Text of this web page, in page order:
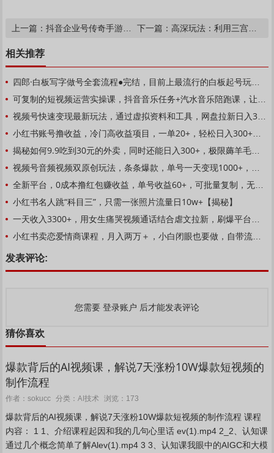
上一篇：抖音企业号传奇手游变现，日入4500+，小白易上手（独家揭秘） 下一篇： 高深玩法：利用三宫格作品暴力网盘拉新，一天变现600+【揭秘】
相关推荐
可复制的短视频运营实操课，抖音音乐任务+汽水音乐陪跑课，让音乐任务更简单
视频号快速变现最新玩法，通过虚拟资料和工具，网盘拉新日入300+【揭秘】
小红书账号撸收益，冷门高收益项目，一单20+，轻松日入300+【揭秘】
揭秘如何9.9吃到30元的外卖，同时还能日入300+，极限薅羊毛教程
视频号音频视频双原创玩法，条条爆款，单号一天变现1000+，保姆级教程【揭秘】
全新平台，0成本撸红包赚收益，单号收益60+，可批量复制，无脑操作，小白有手就行【揭秘】
小红书名人跳“科目三”，只需一张照片流量日10w+【揭秘】
一天收入3300+，用女生痛哭视频通话结合虐文拉新，刷爆平台情感流量【揭秘】
小红书卖恋爱情商课程，月入两万＋，小白闭眼也要做，自带流量，无脑操作就行了【揭秘】
发表评论:
您需要 登录账户 后才能发表评论
猜你喜欢
爆款背后的AI视频课，解说7天涨粉10W爆款短视频的
制作流程
作者：sokucc 分类：AI技术 浏览：173
爆款背后的AI视频课，解说7天涨粉10W爆款短视频的制作流程 课程
内容： 1 1、介绍课程起因和我的几句心里话 ev(1).mp4 2_2、认知课
通过几个概念简单了解Alev(1).mp4 3 3、认知课我眼中的AIGC和大模